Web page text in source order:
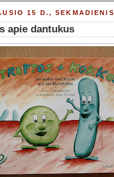
15 D., SEKMADIENIS
apie dantukus